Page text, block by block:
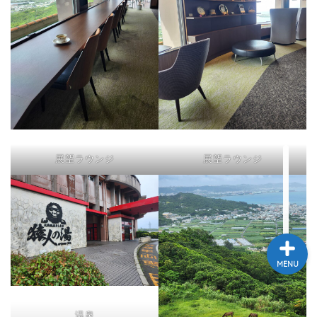
展望ラウンジ 展望ラウンジ
MENU
ホーム Home
プロフィール Profile
お問い合わせ Contact